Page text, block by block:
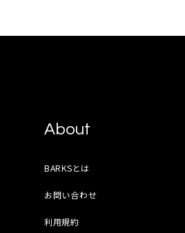
About
BARKSとは
お問い合わせ
利用規約